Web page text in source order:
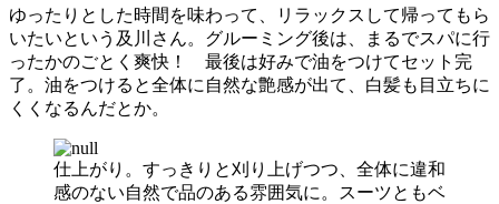
ゆったりとした時間を味わって、リラックスして帰ってもら
いたいという及川さん。グルーミング後は、まるでスパに行
ったかのごとく爽快！ 最後は好みで油をつけてセット完
了。油をつけると全体に自然な艶感が出て、白髪も目立ちに
くくなるんだとか。
仕上がり。すっきりと刈り上げつつ、全体に違和
感のない自然で品のある雰囲気に。スーツともベ